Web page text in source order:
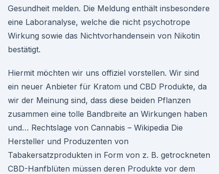
Gesundheit melden. Die Meldung enthält insbesondere
eine Laboranalyse, welche die nicht psychotrope
Wirkung sowie das Nichtvorhandensein von Nikotin
bestätigt.
Hiermit möchten wir uns offiziel vorstellen. Wir sind
ein neuer Anbieter für Kratom und CBD Produkte, da
wir der Meinung sind, dass diese beiden Pflanzen
zusammen eine tolle Bandbreite an Wirkungen haben
und… Rechtslage von Cannabis – Wikipedia Die
Hersteller und Produzenten von
Tabakersatzprodukten in Form von z. B. getrockneten
CBD-Hanfblüten müssen deren Produkte vor dem